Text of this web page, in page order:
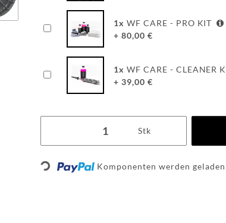
1x WF CARE - PRO KIT
+ 80,00 €
1x WF CARE - CLEANER
+ 39,00 €
Stk
Loading... Komponenten werden geladen